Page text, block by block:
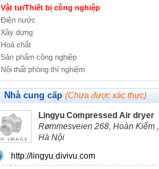
Vật tư/Thiết bị công nghiệp
Điện nước
Xây dựng
Hoá chất
Sản phẩm công nghiệp
Nội thất phòng thí nghiệm
Thiết bị phân tích chất lượng môi trường
THIẾT BỊ BẾP CÔNG NGHIỆP
Thiết bị năng lượng sạch
Thiết bị phân tích môi trường
Khác
Nhà cung cấp (Chưa được xác thực)
Lingyu Compressed Air dryer
Rømmesveien 268, Hoàn Kiếm ,
Hà Nội
http://lingyu.divivu.com